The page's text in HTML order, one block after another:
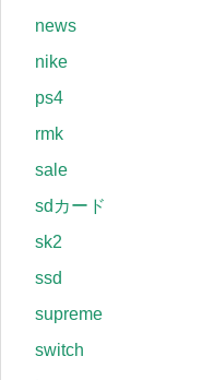
news
nike
ps4
rmk
sale
sdカード
sk2
ssd
supreme
switch